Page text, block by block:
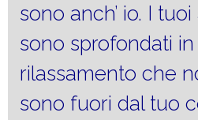
sono anch’ io. I
sono sprofondati
rilassamento che
sono fuori dal tuo